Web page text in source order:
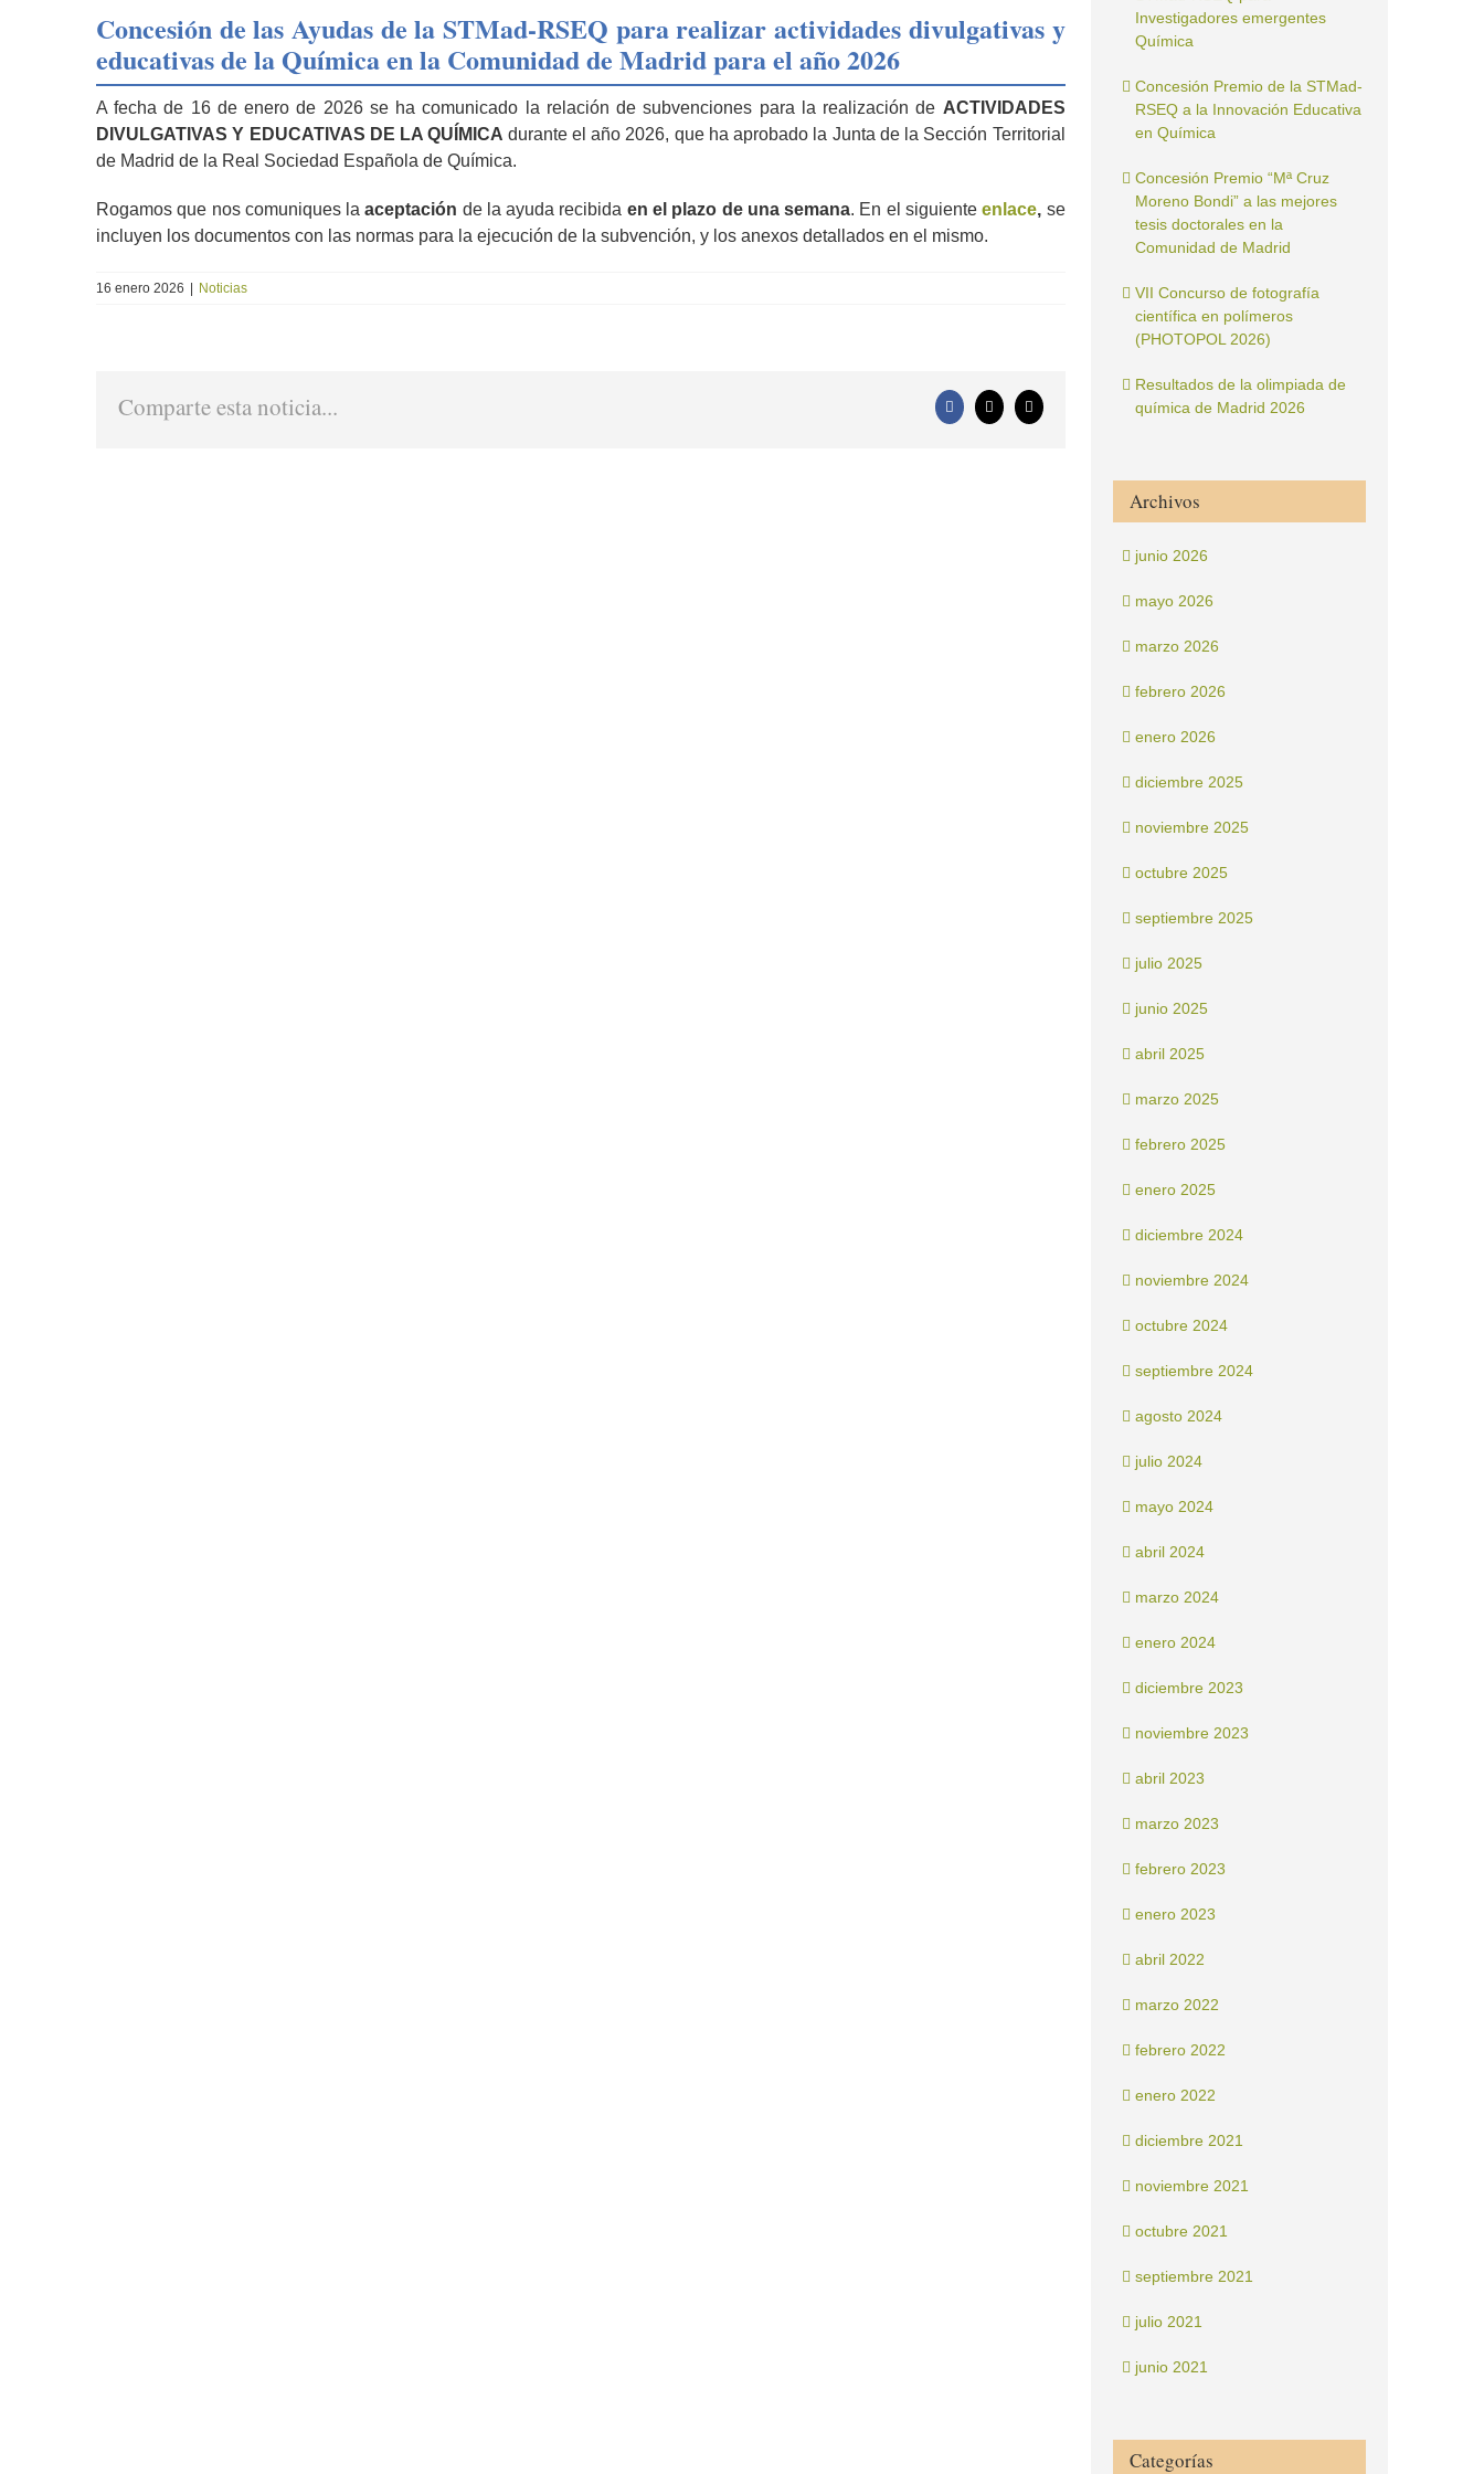
imagen
más
grande
Concesión de las Ayudas de la STMad-RSEQ para realizar actividades divulgativas y
educativas de la Química en la Comunidad de Madrid para el año 2026
A fecha de 16 de enero de 2026 se ha comunicado la relación de subvenciones para la realización de ACTIVIDADES
DIVULGATIVAS Y EDUCATIVAS DE LA QUÍMICA durante el año 2026, que ha aprobado la Junta de la Sección Territorial
de Madrid de la Real Sociedad Española de Química.
Rogamos que nos comuniques laaceptación de la ayuda recibida en el plazo de una semana. En el siguienteenlace, se
incluyen los documentos con las normas para la ejecución de la subvención, y los anexos detallados en el mismo.
16 enero 2026 Noticias
Comparte esta noticia... Facebook
X
Correo
electrónico
Investigadores emergentes
Química
Concesión Premio de la STMad-
RSEQ a la Innovación Educativa
en Química
Concesión Premio “Mª Cruz
Moreno Bondi” a las mejores
tesis doctorales en la
Comunidad de Madrid
VII Concurso de fotografía
científica en polímeros
(PHOTOPOL 2026)
Resultados de la olimpiada de
química de Madrid 2026
Archivos
junio 2026
mayo 2026
marzo 2026
febrero 2026
enero 2026
diciembre 2025
noviembre 2025
octubre 2025
septiembre 2025
julio 2025
junio 2025
abril 2025
marzo 2025
febrero 2025
enero 2025
diciembre 2024
noviembre 2024
octubre 2024
septiembre 2024
agosto 2024
julio 2024
mayo 2024
abril 2024
marzo 2024
enero 2024
diciembre 2023
noviembre 2023
abril 2023
marzo 2023
febrero 2023
enero 2023
abril 2022
marzo 2022
febrero 2022
enero 2022
diciembre 2021
noviembre 2021
octubre 2021
septiembre 2021
julio 2021
junio 2021
Categorías